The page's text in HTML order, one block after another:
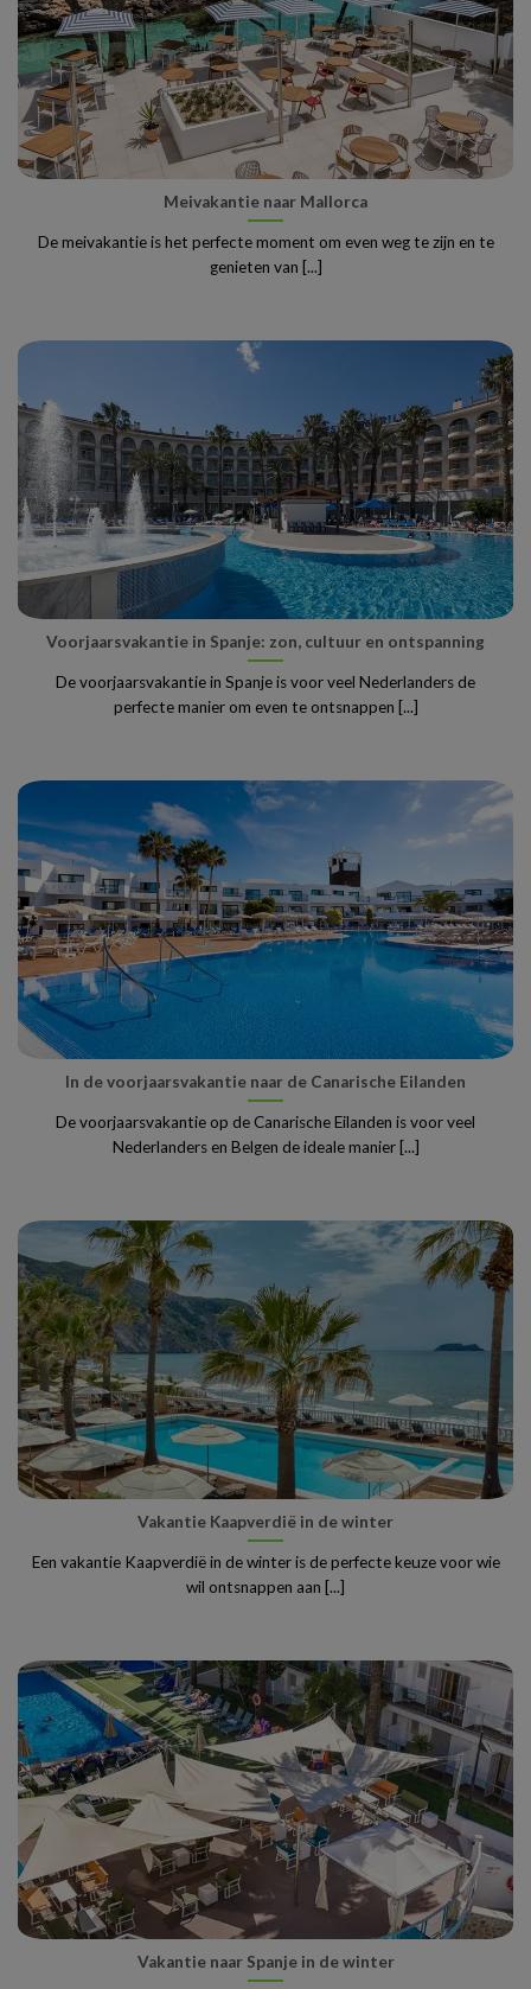
Meivakantie naar Mallorca
De meivakantie is het perfecte moment om even weg te zijn en te
genieten van [...]
Voorjaarsvakantie in Spanje: zon, cultuur en ontspanning
De voorjaarsvakantie in Spanje is voor veel Nederlanders de
perfecte manier om even te ontsnappen [...]
In de voorjaarsvakantie naar de Canarische Eilanden
De voorjaarsvakantie op de Canarische Eilanden is voor veel
Nederlanders en Belgen de ideale manier [...]
Vakantie Kaapverdië in de winter
Een vakantie Kaapverdië in de winter is de perfecte keuze voor wie
wil ontsnappen aan [...]
Vakantie naar Spanje in de winter